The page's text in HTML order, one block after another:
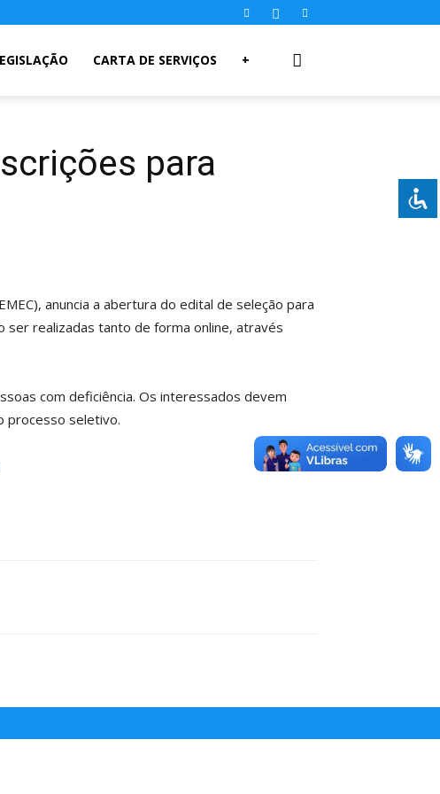
CARTA DE SERVIÇOS +
para
anuncia a abertura do edital de seleção para
ser realizadas tanto de forma online, através
com deficiência. Os interessados devem
processo seletivo.